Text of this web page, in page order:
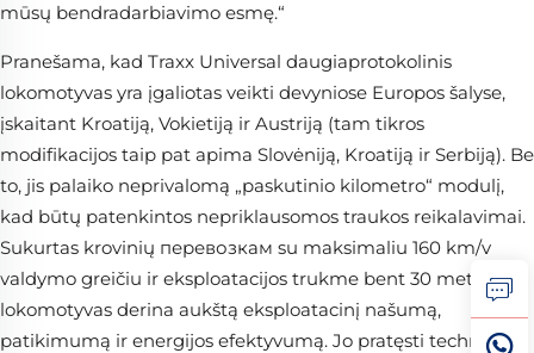
mūsų bendradarbiavimo esmę.“
Pranešama, kad Traxx Universal daugiaprotokolinis
lokomotyvas yra įgaliotas veikti devyniose Europos šalyse,
įskaitant Kroatiją, Vokietiją ir Austriją (tam tikros
modifikacijos taip pat apima Slovėniją, Kroatiją ir Serbiją). Be
to, jis palaiko neprivalomą „paskutinio kilometro“ modulį,
kad būtų patenkintos nepriklausomos traukos reikalavimai.
Sukurtas krovinių перевозкам su maksimaliu 160 km/v
valdymo greičiu ir eksploatacijos trukme bent 30 metų,
lokomotyvas derina aukštą eksploatacinį našumą,
patikimumą ir energijos efektyvumą. Jo pratęsti techninės